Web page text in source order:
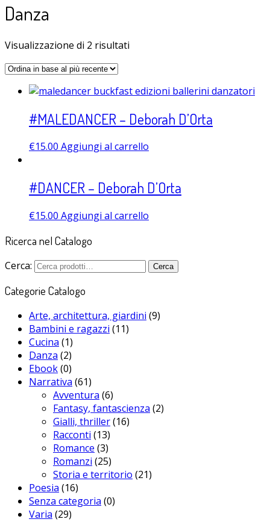
Danza
Visualizzazione di 2 risultati
#MALEDANCER – Deborah D’Orta
€15.00 Aggiungi al carrello
#DANCER – Deborah D’Orta
€15.00 Aggiungi al carrello
Ricerca nel Catalogo
Cerca: Cerca
Categorie Catalogo
Arte, architettura, giardini (9)
Bambini e ragazzi (11)
Cucina (1)
Danza (2)
Ebook(0)
Narrativa (61)
Avventura (6)
Fantasy, fantascienza (2)
Gialli, thriller(16)
Racconti (13)
Romance (3)
Romanzi (25)
Storia e territorio (21)
Poesia (16)
Senza categoria (0)
Varia (29)